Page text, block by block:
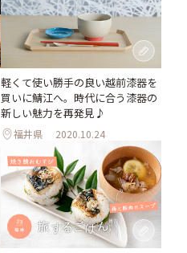
軽くて使い勝手の良い越前漆器を
買いに鯖江へ。時代に合う漆器の
新しい魅力を再発見♪
福井県 2020.10.24